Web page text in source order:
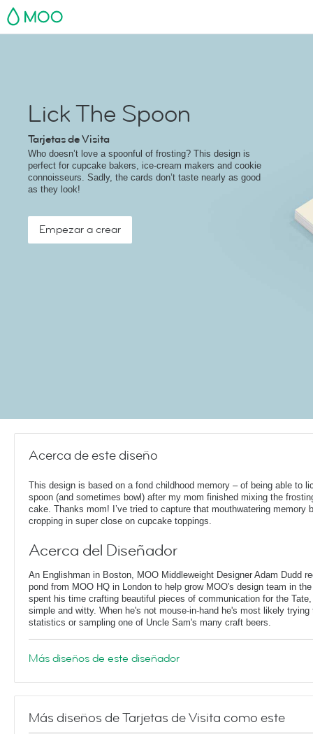
MOO
Lick The Spoon
Tarjetas de Visita
Who doesn’t love a spoonful of frosting? This design is
perfect for cupcake bakers, ice-cream makers and cookie
connoisseurs. Sadly, the cards don’t taste nearly as good
as they look!
Empezar a crear
Acerca de este diseño
This design is based on a fond childhood memory – of being able to
spoon (and sometimes bowl) after my mom finished mixing the
cake. Thanks mom! I’ve tried to capture that mouthwatering memory
cropping in super close on cupcake toppings.
Acerca del Diseñador
An Englishman in Boston, MOO Middleweight Designer Adam Dudd
pond from MOO HQ in London to help grow MOO's design team in
spent his time crafting beautiful pieces of communication for the
simple and witty. When he's not mouse-in-hand he's most likely trying
statistics or sampling one of Uncle Sam's many craft beers.
Más diseños de este diseñador
Más diseños de Tarjetas de Visita como este